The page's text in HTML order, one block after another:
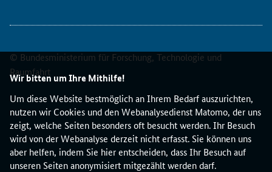
Wir bitten um Ihre Mithilfe!
Um diese Website bestmöglich an Ihrem Bedarf auszurichten,
nutzen wir Cookies und den Webanalysedienst Matomo, der uns
zeigt, welche Seiten besonders oft besucht werden. Ihr Besuch
wird von der Webanalyse derzeit nicht erfasst. Sie können uns
aber helfen, indem Sie hier entscheiden, dass Ihr Besuch auf
unseren Seiten anonymisiert mitgezählt werden darf.
e
c
h
n
u
n
g
v
o
© Bundesministerium für Forschung, Technologie und
Raumfahrt